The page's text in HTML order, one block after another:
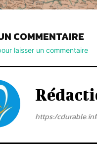
COMMENTAIRE
laisser un commentaire
https:/